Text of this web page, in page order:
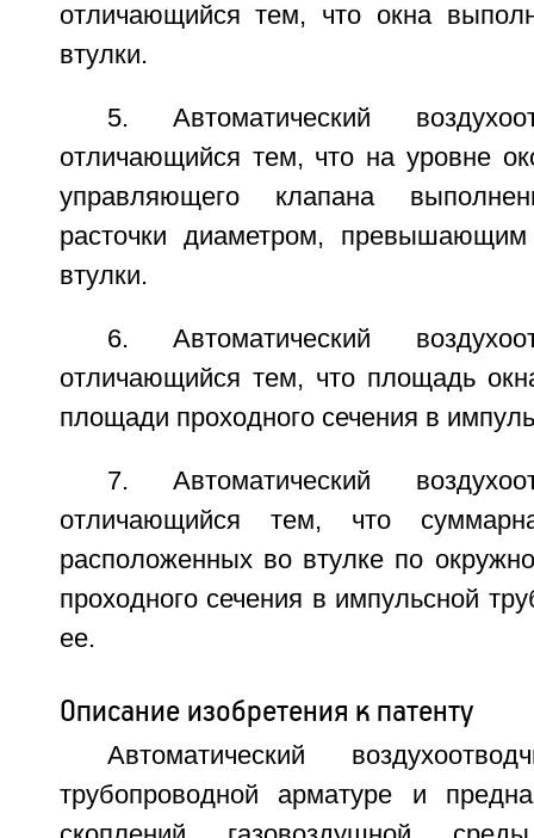
отличающийся тем, что окна
втулки.
5. Автоматический
отличающийся тем, что на уровне
управляющего клапана
расточки диаметром,
втулки.
6. Автоматический
отличающийся тем, что площадь
площади проходного сечения в
7. Автоматический
отличающийся тем, что
расположенных во втулке по
проходного сечения в импульсной
ее.
Описание изобретения к патенту
Автоматический
трубопроводной арматуре и